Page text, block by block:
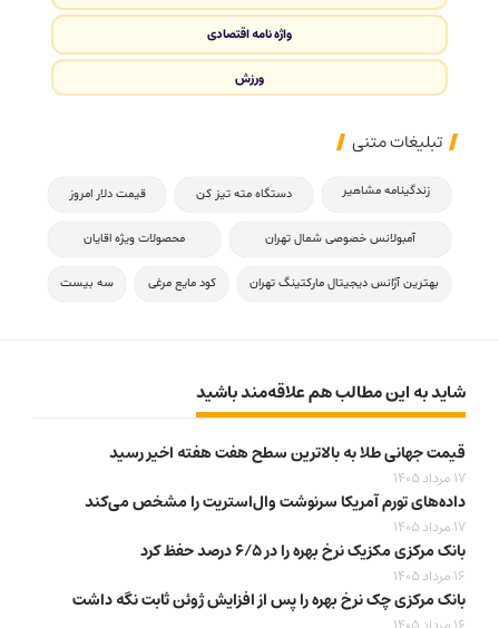
واژه نامه اقتصادی
ورزش
تبلیغات متنی
زندگینامه مشاهیر دستگاه مته تیز کن قیمت دلار امروز
آمبولانس خصوصی شمال تهران محصولات ویژه اقایان
بهترین آژانس دیجیتال مارکتینگ تهران کود مایع مرغی سه بیست
شاید به این مطالب هم علاقه‌مند باشید
قیمت جهانی طلا به بالاترین سطح هفت هفته اخیر رسید
17 مرداد 1405
داده‌های تورم آمریکا سرنوشت وال‌استریت را مشخص می‌کند
17 مرداد 1405
بانک مرکزی مکزیک نرخ بهره را در ۶/۵ درصد حفظ کرد
16 مرداد 1405
بانک مرکزی چک نرخ بهره را پس از افزایش ژوئن ثابت نگه داشت